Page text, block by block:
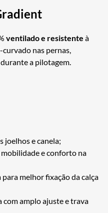
ventilado e resistente à
nas pernas,
durante a pilotagem.
joelhos e canela;
e conforto na
melhor fixação da calça
com amplo ajuste e trava